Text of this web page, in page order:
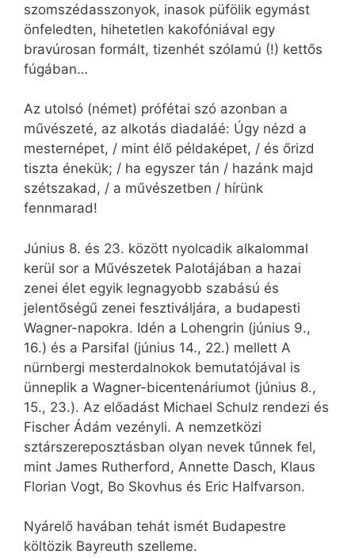
szomszédasszonyok, inasok püfölik egymást
önfeledten, hihetetlen kakofóniával egy
bravúrosan formált, tizenhét szólamú (!) kettős
fúgában…
Az utolsó (német) prófétai szó azonban a
művészeté, az alkotás diadaláé: Úgy nézd a
mesternépet, / mint élő példaképet, / és őrizd
tiszta énekük; / ha egyszer tán / hazánk majd
szétszakad, / a művészetben / hírünk
fennmarad!
Június 8. és 23. között nyolcadik alkalommal
kerül sor a Művészetek Palotájában a hazai
zenei élet egyik legnagyobb szabású és
jelentőségű zenei fesztiváljára, a budapesti
Wagner-napokra. Idén a Lohengrin (június 9.,
16.) és a Parsifal (június 14., 22.) mellett A
nürnbergi mesterdalnokok bemutatójával is
ünneplik a Wagner-bicentenáriumot (június 8.,
15., 23.). Az előadást Michael Schulz rendezi és
Fischer Ádám vezényli. A nemzetközi
sztárszereposztásban olyan nevek tűnnek fel,
mint James Rutherford, Annette Dasch, Klaus
Florian Vogt, Bo Skovhus és Eric Halfvarson.
Nyárelő havában tehát ismét Budapestre
költözik Bayreuth szelleme.